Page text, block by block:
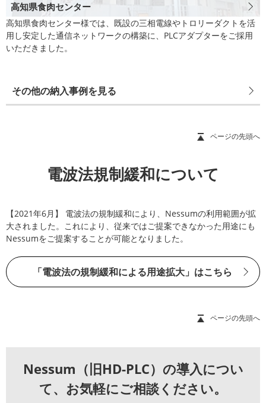
高知県食肉センター
高知県食肉センター様では、既設の三相電線やトロリーダクトを活
用し安定した通信ネットワークの構築に、PLCアダプターをご採用
いただきました。
その他の納入事例を見る
ページの先頭へ
電波法規制緩和について
【2021年6月】 電波法の規制緩和により、Nessumの利用範囲が拡
大されました。これにより、従来ではご提案できなかった用途にも
Nessumをご提案することが可能となりました。
「電波法の規制緩和による用途拡大」はこちら
ページの先頭へ
Nessum（旧HD-PLC）の導入につい
て、お気軽にご相談ください。